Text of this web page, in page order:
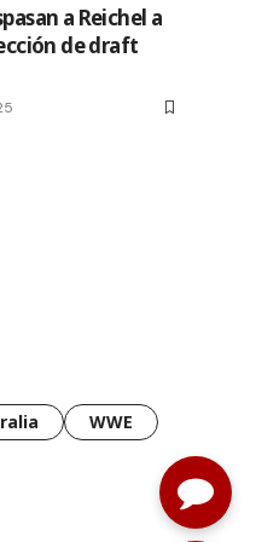
a Reichel a
de draft
WWE